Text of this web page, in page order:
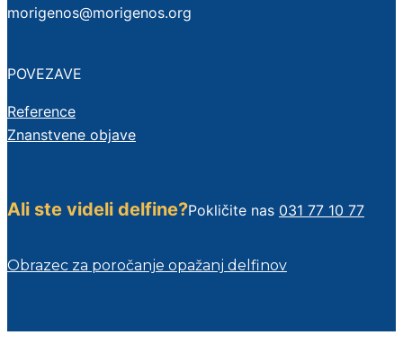
morigenos@morigenos.org
POVEZAVE
Reference
Znanstvene objave
Ali ste videli delfine?Pokličite nas 031 77 10 77
Obrazec za poročanje opažanj delfinov